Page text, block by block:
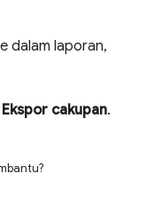
dalam laporan,
Ekspor cakupan.